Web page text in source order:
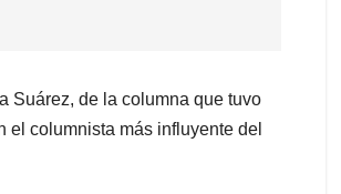
Suárez, de la columna que tuvo
el columnista más influyente del